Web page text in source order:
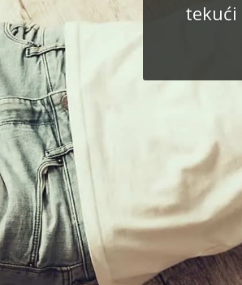
tekući